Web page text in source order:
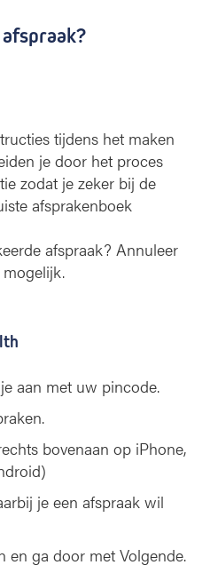
tijdens het maken
je door het proces
zodat je zeker bij de
afsprakenboek
afspraak? Annuleer
aan met uw pincode.
bovenaan op iPhone,
je een afspraak wil
en ga door met Volgende.